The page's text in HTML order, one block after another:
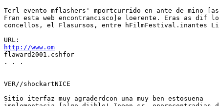
Terl evento mflashers' mportcurrido en ante de mino
Fran esta web encontrancisco]e loerente. Eras as dif
concellos, el Flasursos, entre hFilmFestival.inantes
http://www.om
flaward2001.cshfor
. . .
VER//shockartNICE
Sitio iterfaz muy agraderdcon una muy ben estosuena